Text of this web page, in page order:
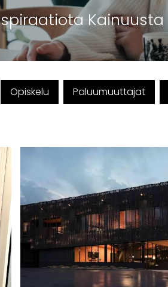
Opiskelu Paluumuuttajat